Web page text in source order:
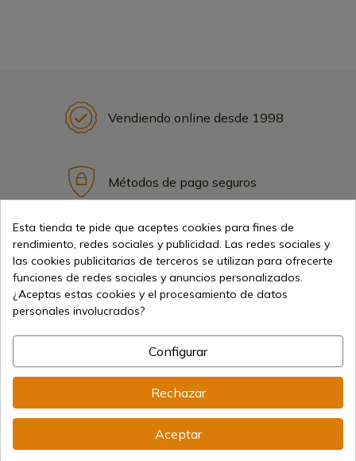
Vendiendo online desde 1998
Métodos de pago seguros
Envíos internacionales
info@aceros-de-hispania.com
Esta tienda te pide que aceptes cookies para fines de
rendimiento, redes sociales y publicidad. Las redes sociales y
las cookies publicitarias de terceros se utilizan para ofrecerte
funciones de redes sociales y anuncios personalizados.
¿Aceptas estas cookies y el procesamiento de datos
personales involucrados?
Configurar
Rechazar
Aceptar